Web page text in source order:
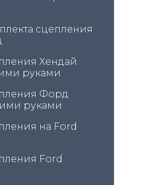
сцепления
Хендай
руками
Форд
руками
на Ford
Ford